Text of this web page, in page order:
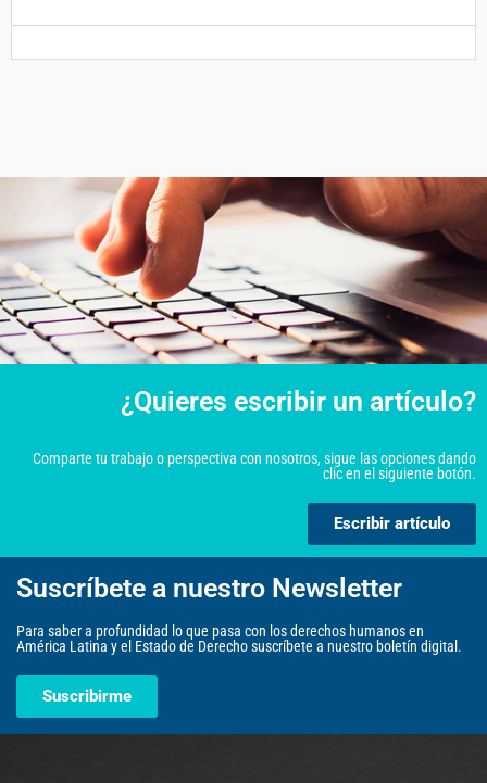
¿Quieres escribir un artículo?
Comparte tu trabajo o perspectiva con nosotros, sigue las opciones dando
clic en el siguiente botón.
Escribir artículo
Suscríbete a nuestro Newsletter
Para saber a profundidad lo que pasa con los derechos humanos en
América Latina y el Estado de Derecho suscríbete a nuestro boletín digital.
Suscribirme